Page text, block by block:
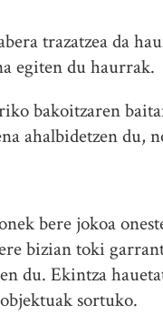
trazatzea da
egiten du haurrak.
bakoitzaren
ahalbidetzen du,
bere jokoa
bizian toki
du. Ekintza
sortuko.